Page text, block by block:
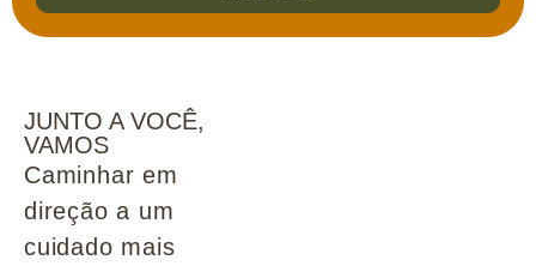
JUNTO A VOCÊ,
VAMOS
Caminhar em
direção a um
cuidado mais